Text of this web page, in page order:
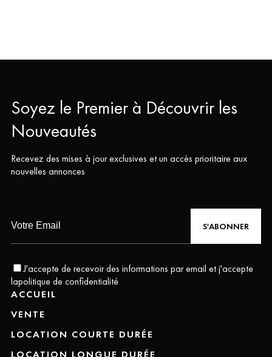
Soyez le Premier à Découvrir les
Nouveautés
Recevez des mises à jour exclusives et un accès prioritaire aux
nouvelles annonces
S'ABONNER
J'accepte de recevoir des informations par email et j'accepte
lapolitique de confidentialité
ACCUEIL
VENTE
LOCATION COURTE DURÉE
LOCATION LONGUE DURÉE